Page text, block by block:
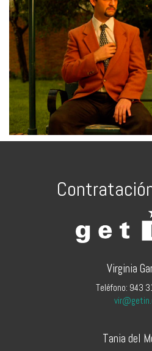
Virginia
Teléfono: 943
Tania del